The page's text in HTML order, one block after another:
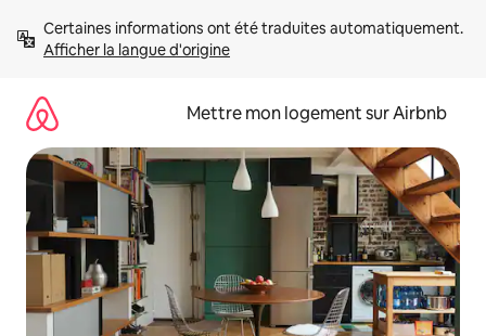
directement
Afficher la langue d'origine
Mettre mon logement sur Airbnb